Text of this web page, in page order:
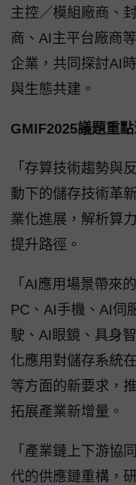
主控／模組廠商、
商、AI主平台廠商
企業，共同探討AI
與生態共建。
GMIF2025議題重
「存算技術趨勢與
動下的儲存技術革
業化進展，解析算
提升路徑。
「AI應用場景帶來
PC、AI手機、AI伺
駛、AI眼鏡、具身
化應用對儲存系統
等方面的新要求，
拓展產業新增量。
「產業鏈上下游協
代的供應鏈重構，